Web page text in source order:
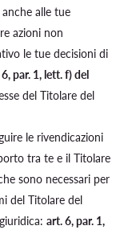
alle tue
azioni non
le tue decisioni di
par. 1, lett. f) del
del Titolare del
le rivendicazioni
tra te e il Titolare
sono necessari per
del Titolare del
art. 6, par. 1,